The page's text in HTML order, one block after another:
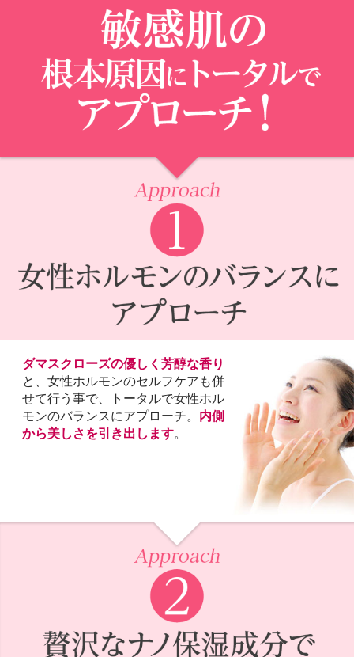
ダマスクローズの優しく芳醇な香り
と、女性ホルモンのセルフケアも併
せて行う事で、トータルで女性ホル
モンのバランスにアプローチ。 内側
から美しさを引き出します。